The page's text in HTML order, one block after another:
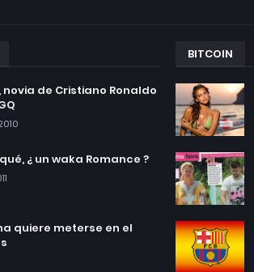
novia de Cristiano Ronaldo
¿ un waka Romance ?
quiere meterse en el
BITCOIN